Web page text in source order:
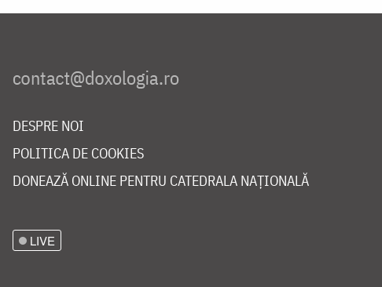
DESPRE NOI
POLITICA DE COOKIES
DONEAZĂ ONLINE PENTRU CATEDRALA NAȚIONALĂ
LIVE